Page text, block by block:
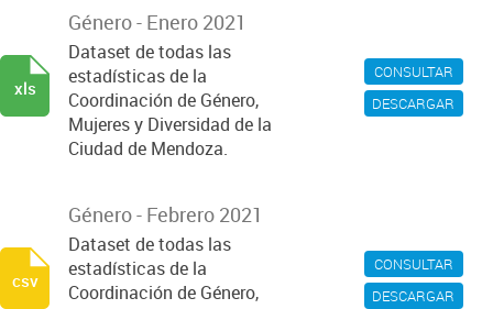
CONSULTAR
DESCARGAR
Género - Enero 2021
Dataset de todas las
estadísticas de la
Coordinación de Género,
Mujeres y Diversidad de la
Ciudad de Mendoza.
xls
CONSULTAR
DESCARGAR
Género - Febrero 2021
Dataset de todas las
estadísticas de la
Coordinación de Género,
csv